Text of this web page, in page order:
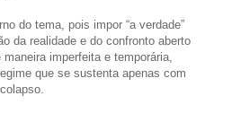
do tema, pois impor “a verdade”
da realidade e do confronto aberto
imperfeita e temporária,
que se sustenta apenas com